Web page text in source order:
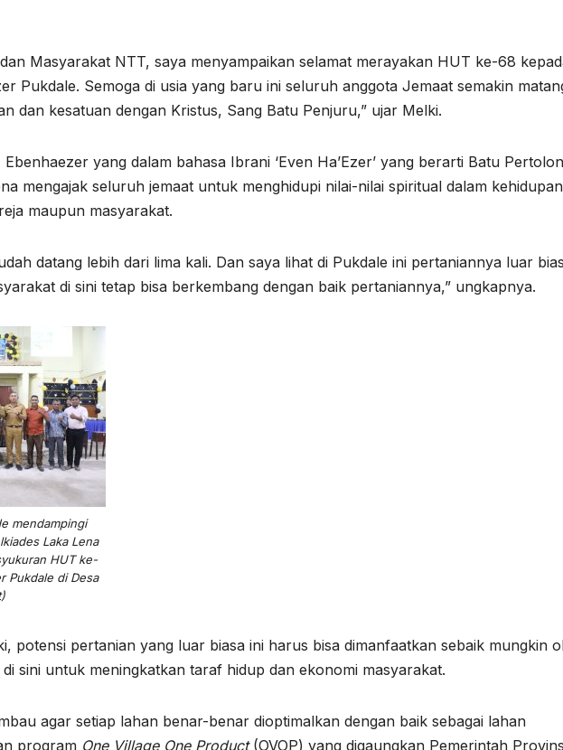
Masyarakat NTT, saya menyampaikan selamat merayakan HUT ke-68
Pukdale. Semoga di usia yang baru ini seluruh anggota Jemaat semakin
dan kesatuan dengan Kristus, Sang Batu Penjuru,” ujar Melki.
yang dalam bahasa Ibrani ‘Even Ha’Ezer’ yang berarti Batu
mengajak seluruh jemaat untuk menghidupi nilai-nilai spiritual dalam kehidupan
maupun masyarakat.
datang lebih dari lima kali. Dan saya lihat di Pukdale ini pertaniannya luar
di sini tetap bisa berkembang dengan baik pertaniannya,” ungkapnya.
mendampingi
Laka Lena
HUT ke-
Pukdale di Desa
potensi pertanian yang luar biasa ini harus bisa dimanfaatkan sebaik mungkin
sini untuk meningkatkan taraf hidup dan ekonomi masyarakat.
agar setiap lahan benar-benar dioptimalkan dengan baik sebagai lahan
program One Village One Product(OVOP) yang digaungkan Pemerintah